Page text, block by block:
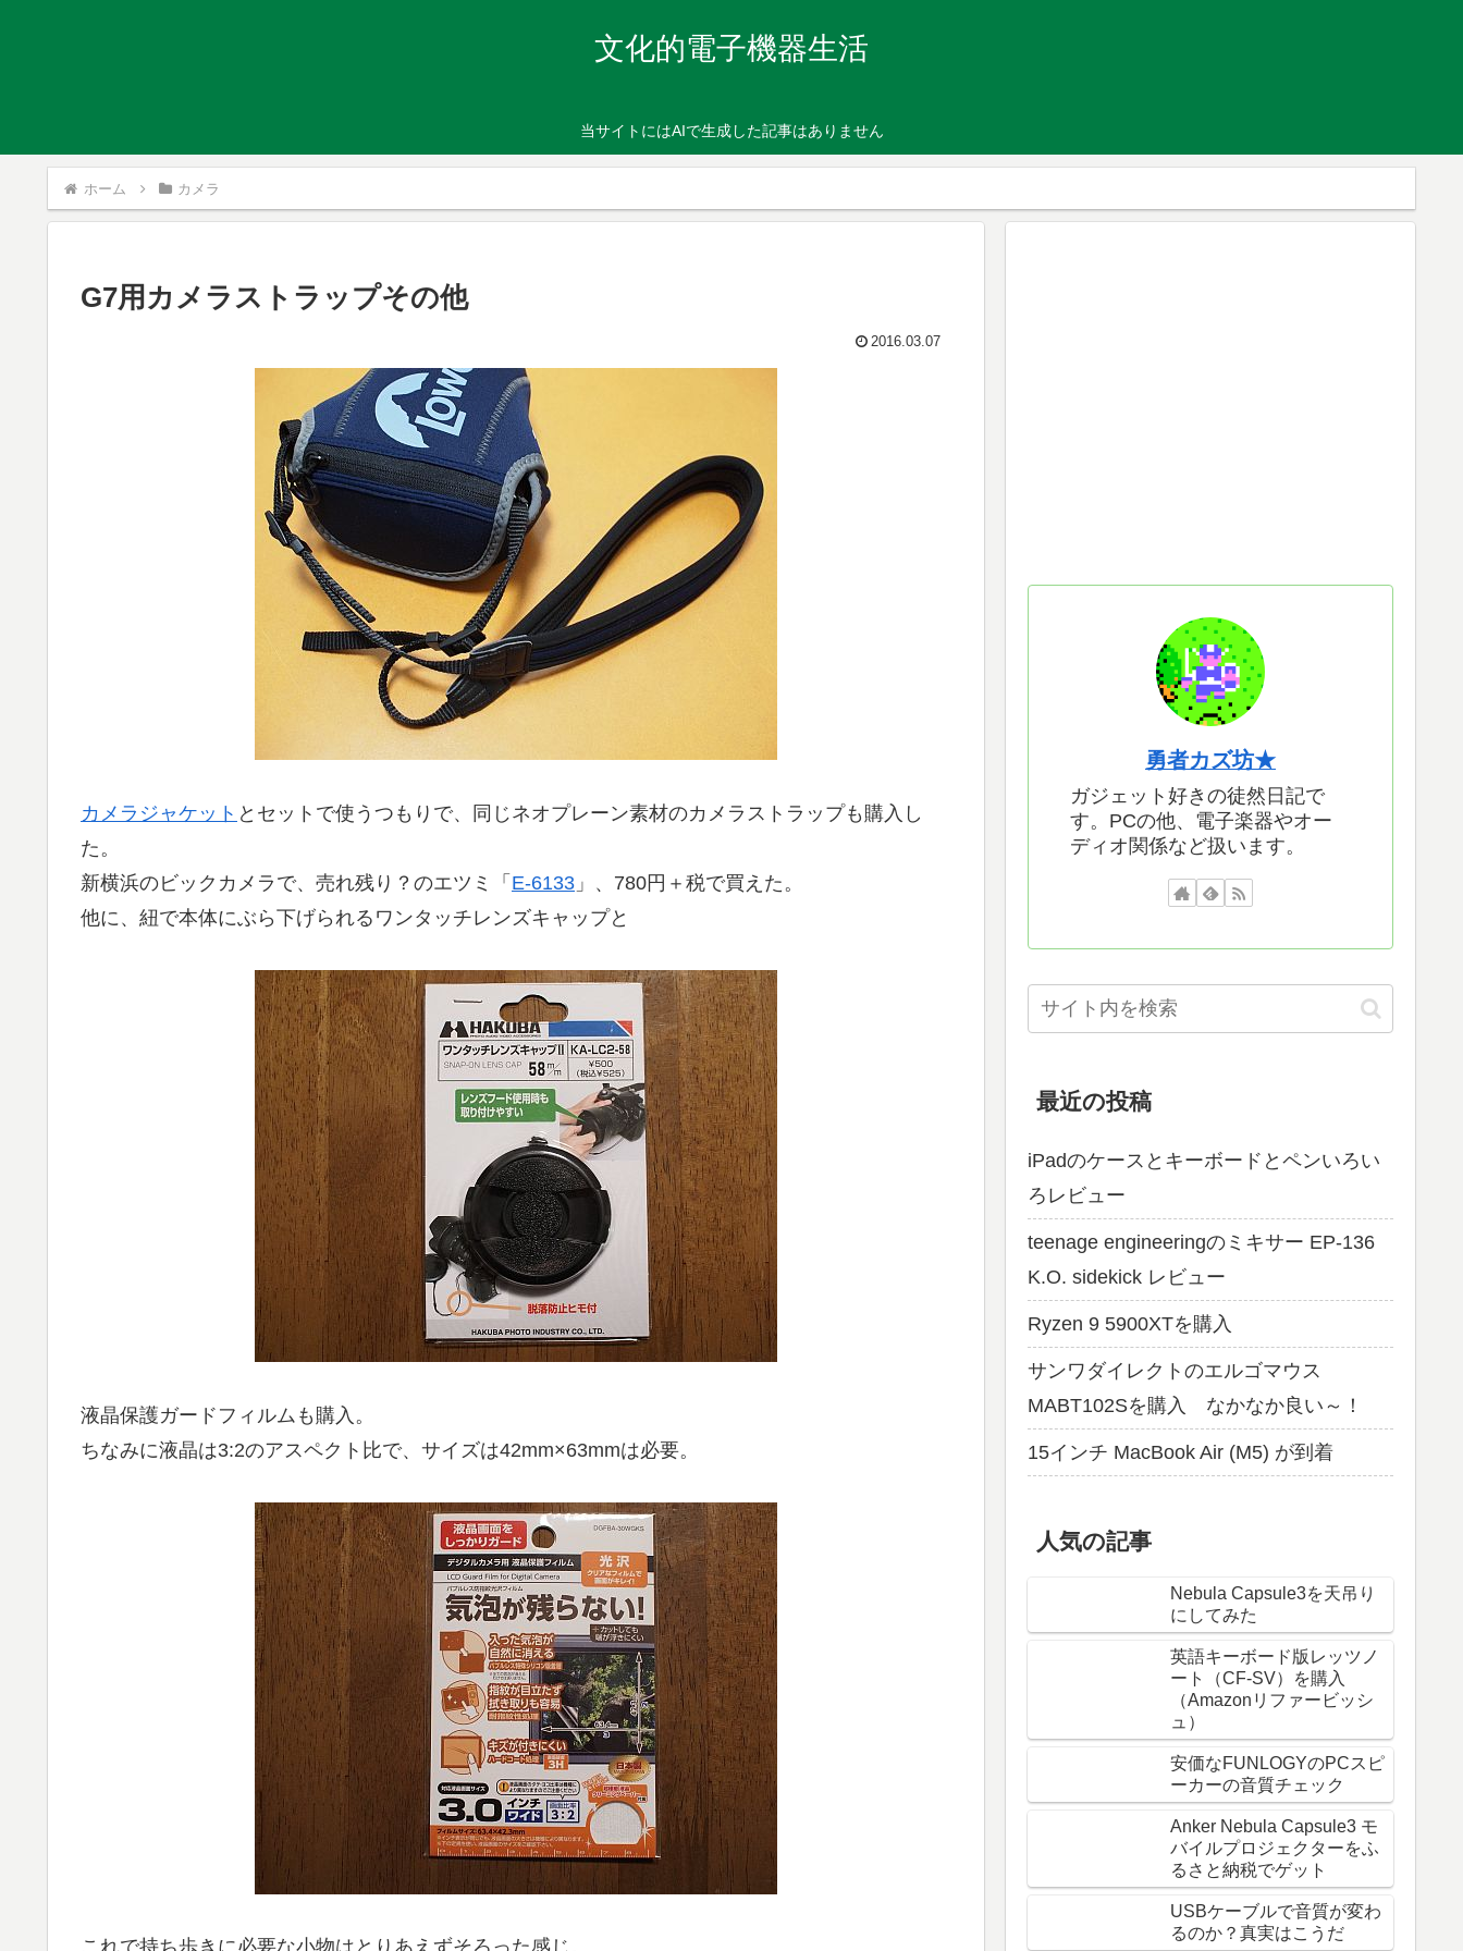
文化的電子機器生活
当サイトにはAIで生成した記事はありません
ホーム カメラ
G7用カメラストラップその他
2016.03.07
カメラジャケット とセットで使うつもりで、同じネオプレーン素材のカメラストラップも購入し
た。
新横浜のビックカメラで、売れ残り？のエツミ「 E-6133 」、780円＋税で買えた。
他に、紐で本体にぶら下げられるワンタッチレンズキャップと
液晶保護ガードフィルムも購入。
ちなみに液晶は3:2のアスペクト比で、サイズは42mm×63mmは必要。
勇者カズ坊★
ガジェット好きの徒然日記で
す。PCの他、電子楽器やオー
ディオ関係など扱います。
最近の投稿
iPadのケースとキーボードとペンいろい
ろレビュー
teenage engineeringのミキサー EP-136
K.O. sidekick レビュー
Ryzen 9 5900XTを購入
サンワダイレクトのエルゴマウス
MABT102Sを購入 なかなか良い～！
15インチ MacBook Air (M5) が到着
人気の記事
Nebula Capsule3を天吊り
にしてみた
英語キーボード版レッツノ
ート（CF-SV）を購入
（Amazonリファービッシ
ュ）
安価なFUNLOGYのPCスピ
ーカーの音質チェック
Anker Nebula Capsule3 モ
バイルプロジェクターをふ
るさと納税でゲット
USBケーブルで音質が変わ
るのか？真実はこうだ